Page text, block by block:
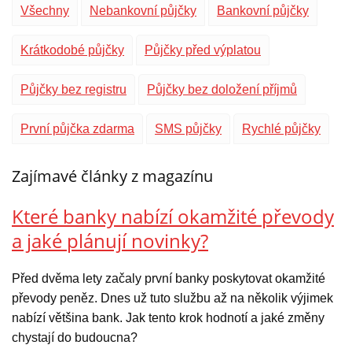
Všechny Nebankovní půjčky Bankovní půjčky
Krátkodobé půjčky Půjčky před výplatou
Půjčky bez registru Půjčky bez doložení příjmů
První půjčka zdarma SMS půjčky Rychlé půjčky
Zajímavé články z magazínu
Které banky nabízí okamžité převody
a jaké plánují novinky?
Před dvěma lety začaly první banky poskytovat okamžité
převody peněz. Dnes už tuto službu až na několik výjimek
nabízí většina bank. Jak tento krok hodnotí a jaké změny
chystají do budoucna?